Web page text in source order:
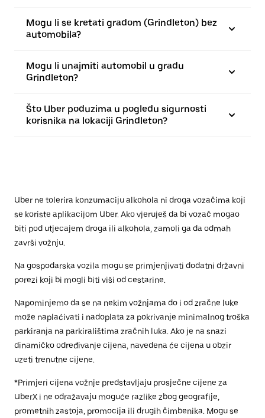
Mogu li se kretati gradom (Grindleton) bez
automobila?
Mogu li unajmiti automobil u gradu
Grindleton?
Što Uber poduzima u pogledu sigurnosti
korisnika na lokaciji Grindleton?
Uber ne tolerira konzumaciju alkohola ni droga vozačima koji
se koriste aplikacijom Uber. Ako vjeruješ da bi vozač mogao
biti pod utjecajem droga ili alkohola, zamoli ga da odmah
završi vožnju.
Na gospodarska vozila mogu se primjenjivati dodatni državni
porezi koji bi mogli biti viši od cestarine.
Napominjemo da se na nekim vožnjama do i od zračne luke
može naplaćivati i nadoplata za pokrivanje minimalnog troška
parkiranja na parkiralištima zračnih luka. Ako je na snazi
dinamičko određivanje cijena, navedena će cijena u obzir
uzeti trenutne cijene.
*Primjeri cijena vožnje predstavljaju prosječne cijene za
UberX i ne odražavaju moguće razlike zbog geografije,
prometnih zastoja, promocija ili drugih čimbenika. Mogu se